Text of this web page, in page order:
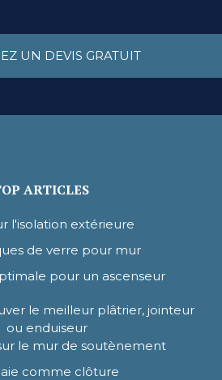
UN DEVIS GRATUIT
ARTICLES
l'isolation extérieure
de verre pour mur
pour un ascenseur
le meilleur plâtrier, jointeur
ou enduiseur
le mur de soutènement
comme clôture